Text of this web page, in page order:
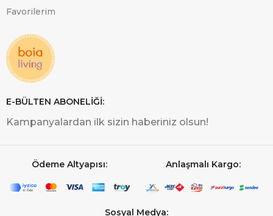
Favorilerim
E-BÜLTEN ABONELİĞİ:
Kampanyalardan ilk sizin haberiniz olsun!
Ödeme Altyapısı: Anlaşmalı Kargo:
Sosyal Medya: